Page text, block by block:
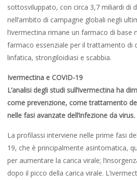
sottosviluppato, con circa 3,7 miliardi di
nell’ambito di campagne globali negli
l’ivermectina rimane un farmaco di base
farmaco essenziale per il trattamento di
linfatica, strongiloidiasi e scabbia.
Ivermectina e COVID-19
L’analisi degli studi sull’ivermectina ha
come prevenzione, come trattamento
nelle fasi avanzate dell’infezione da virus.
La profilassi interviene nelle prime fasi
19, che è principalmente asintomatica,
per aumentare la carica virale;
dopo il picco della carica virale.